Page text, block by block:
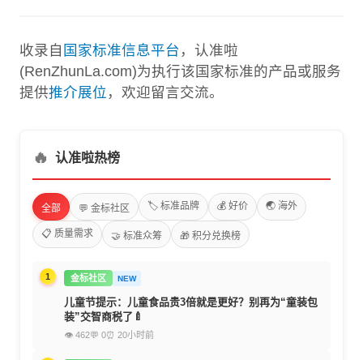
收录自 国家标准信息平台 ，认准啦
(RenZhunLa.com)为执行该国家标准的产品或服务
提供推介展位 ，欢迎留言交流。
🔥 认准啦热榜
全部 💬 金标社区 🏷️ 标准品牌 💰 好价 🌏 海外
📋 质量需求 🤝 标准众筹 🎁 积分兑换榜
1 金标社区 NEW
儿童节提示：儿童食品贵3倍就是更好？别再为“童装包
装”交智商税了🍼
👁 462💬 0⏰ 20小时前